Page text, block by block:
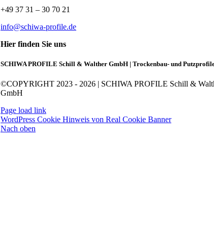
+49 37 31 – 30 70 21
info@schiwa-profile.de
Hier finden Sie uns
SCHIWA PROFILE Schill & Walther GmbH | Trockenbau- und
©COPYRIGHT 2023 - 2026 | SCHIWA PROFILE Schill &
GmbH
Page load link
WordPress Cookie Hinweis von Real Cookie Banner
Nach oben